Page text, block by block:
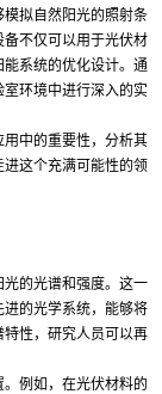
拟自然阳光的照射条
不仅可以用于光伏材
系统的优化设计。通
环境中进行深入的实
中的重要性，分析其
这个充满可能性的领
的光谱和强度。这一
的光学系统，能够将
性，研究人员可以再
例如，在光伏材料的